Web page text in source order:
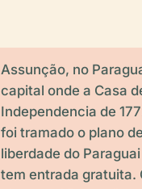
Assunção, no
capital onde a Casa
Independencia de
foi tramado o plano de
liberdade do Paraguai
tem entrada gratuita.